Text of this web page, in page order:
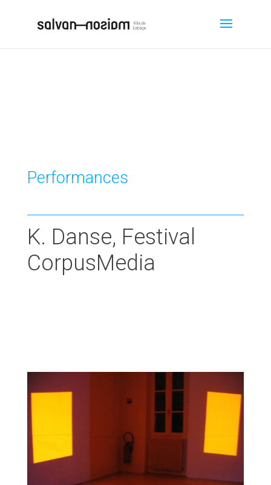
Performances
K. Danse, Festival
CorpusMedia